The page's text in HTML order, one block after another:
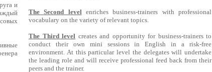
и
The Second level enriches business-trainers with professional
vocabulary on the variety of relevant topics.
The Third level creates and opportunity for business-trainers to
conduct their own mini sessions in English in a risk-free
environment. At this particular level the delegates will undertake
the leading role and will receive professional feed back from their
peers and the trainer.